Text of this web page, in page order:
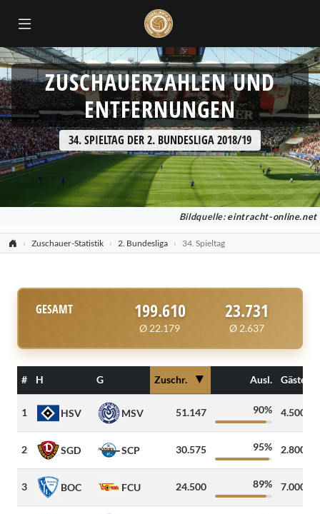
ZUSCHAUERZAHLEN UND
ENTFERNUNGEN
34. SPIELTAG DER 2. BUNDESLIGA 2018/19
Bildquelle: eintracht-online.net
Zuschauer-Statistik 2. Bundesliga 34. Spieltag
GESAMT 199.610
Ø 22.179
23.731
Ø 2.637
# H G Zuschr. ▼ Ausl. Gäste
1 HSV MSV 51.147 90% 4.500
2 SGD SCP 30.575 95% 2.800
3 BOC FCU 24.500 89% 7.000